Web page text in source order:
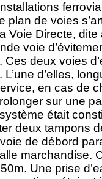
plan de voies
Voie Directe,
voie
deux voies
d’elles,
en cas de
sur une
était
deux tampons
de débord
marchandise.
Une prise